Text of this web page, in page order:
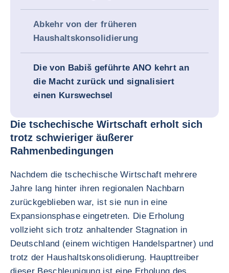
Abkehr von der früheren
Haushaltskonsolidierung
Die von Babiš geführte ANO kehrt an
die Macht zurück und signalisiert
einen Kurswechsel
Die tschechische Wirtschaft erholt sich
trotz schwieriger äußerer
Rahmenbedingungen
Nachdem die tschechische Wirtschaft mehrere
Jahre lang hinter ihren regionalen Nachbarn
zurückgeblieben war, ist sie nun in eine
Expansionsphase eingetreten. Die Erholung
vollzieht sich trotz anhaltender Stagnation in
Deutschland (einem wichtigen Handelspartner) und
trotz der Haushaltskonsolidierung. Haupttreiber